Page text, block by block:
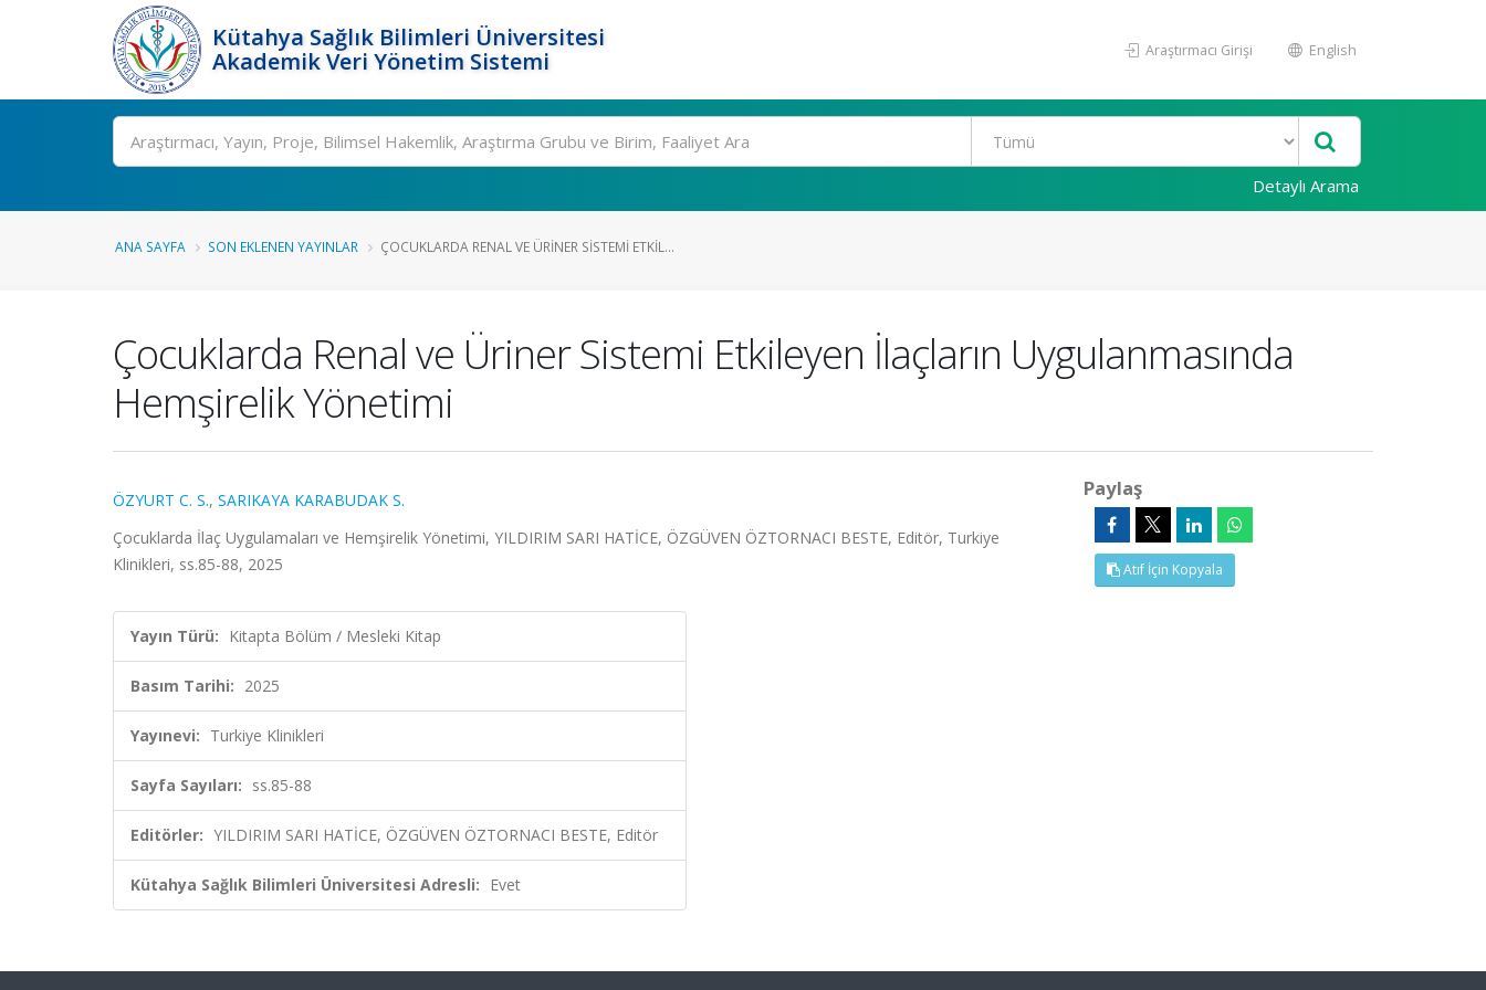
Kütahya Sağlık Bilimleri Üniversitesi
Akademik Veri Yönetim Sistemi
Araştırmacı Girişi English
Ara
Detaylı Arama
ANA SAYFA SON EKLENEN YAYINLAR ÇOCUKLARDA RENAL VE ÜRINER SISTEMI ETKIL...
Çocuklarda Renal ve Üriner Sistemi Etkileyen İlaçların Uygulanmasında
Hemşirelik Yönetimi
ÖZYURT C. S., SARIKAYA KARABUDAK S.
Çocuklarda İlaç Uygulamaları ve Hemşirelik Yönetimi, YILDIRIM SARI HATİCE, ÖZGÜVEN ÖZTORNACI BESTE, Editör, Turkiye
Klinikleri, ss.85-88, 2025
Yayın Türü: Kitapta Bölüm / Mesleki Kitap
Basım Tarihi: 2025
Yayınevi: Turkiye Klinikleri
Sayfa Sayıları: ss.85-88
Editörler: YILDIRIM SARI HATİCE, ÖZGÜVEN ÖZTORNACI BESTE, Editör
Kütahya Sağlık Bilimleri Üniversitesi Adresli: Evet
Paylaş
Atıf İçin Kopyala